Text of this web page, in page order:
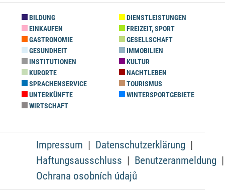
BILDUNG
DIENSTLEISTUNGEN
EINKAUFEN
FREIZEIT, SPORT
GASTRONOMIE
GESELLSCHAFT
GESUNDHEIT
IMMOBILIEN
INSTITUTIONEN
KULTUR
KURORTE
NACHTLEBEN
SPRACHENSERVICE
TOURISMUS
UNTERKÜNFTE
WINTERSPORTGEBIETE
WIRTSCHAFT
Impressum
Datenschutzerklärung
Haftungsausschluss
Benutzeranmeldung
Ochrana osobních údajů